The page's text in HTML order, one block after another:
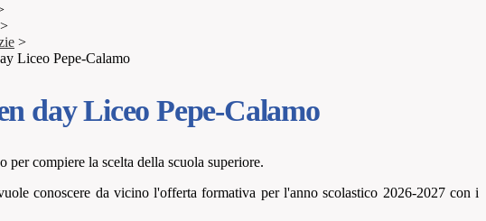
>
>
Liceo Pepe-Calamo
day Liceo Pepe-Calamo
compiere la scelta della scuola superiore.
conoscere da vicino l'offerta formativa per l'anno scolastico 2026-2027 con i